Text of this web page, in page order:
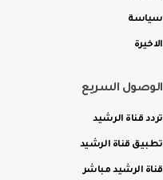
سياسة
الاخيرة
الوصول السريع
تردد قناة الرشيد
تطبيق قناة الرشيد
قناة الرشيد مباشر